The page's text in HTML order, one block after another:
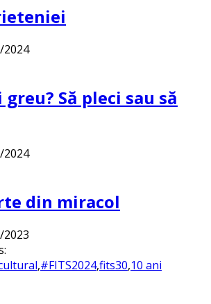
2024
greu? Să pleci sau să
2024
din miracol
2023
,#FITS2024,fits30,10 ani